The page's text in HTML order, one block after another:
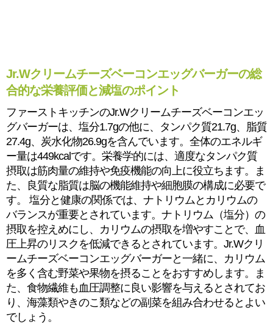
Jr.Wクリームチーズベーコンエッグバーガーの総
合的な栄養評価と減塩のポイント
ファーストキッチンのJr.Wクリームチーズベーコンエッ
グバーガーは、塩分1.7gの他に、タンパク質21.7g、脂質
27.4g、炭水化物26.9gを含んでいます。全体のエネルギ
ー量は449kcalです。栄養学的には、適度なタンパク質
摂取は筋肉量の維持や免疫機能の向上に役立ちます。ま
た、良質な脂質は脳の機能維持や細胞膜の構成に必要で
す。 塩分と健康の関係では、ナトリウムとカリウムの
バランスが重要とされています。ナトリウム（塩分）の
摂取を控えめにし、カリウムの摂取を増やすことで、血
圧上昇のリスクを低減できるとされています。Jr.Wクリ
ームチーズベーコンエッグバーガーと一緒に、カリウム
を多く含む野菜や果物を摂ることをおすすめします。ま
た、食物繊維も血圧調整に良い影響を与えるとされてお
り、海藻類やきのこ類などの副菜を組み合わせるとよい
でしょう。